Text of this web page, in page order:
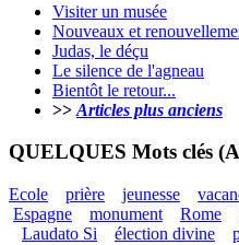
Visiter un musée
Nouveaux et
Judas, le déçu
Le silence de l'agneau
Bientôt le retour...
>> Articles plus anciens
QUELQUES Mots clés
Ecole prière jeunesse
Espagne
monument Rome
Laudato Si
élection divine